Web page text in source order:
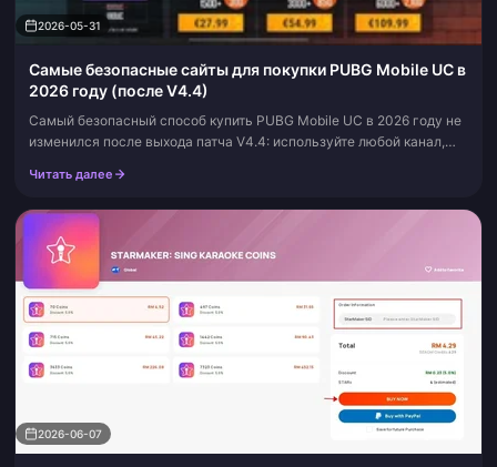
2026-05-31
Самые безопасные сайты для покупки PUBG Mobile UC в
2026 году (после V4.4)
Самый безопасный способ купить PUBG Mobile UC в 2026 году не
изменился после выхода патча V4.4: используйте любой канал,
никогда не за...
Читать далее
2026-06-07